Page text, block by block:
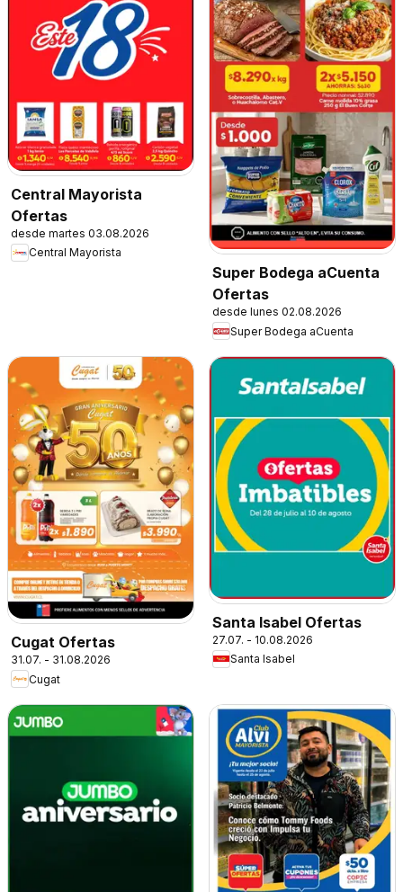
Central Mayorista
Ofertas
desde martes 03.08.2026
Central Mayorista
Super Bodega aCuenta
Ofertas
desde lunes 02.08.2026
Super Bodega aCuenta
Cugat Ofertas
31.07. - 31.08.2026
Cugat
Santa Isabel Ofertas
27.07. - 10.08.2026
Santa Isabel